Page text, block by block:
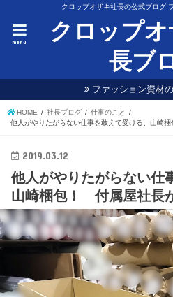
クロップオザキ社長の公式ブログ
クロップ
長ブ
menu
ファッション資材
HOME 社長ブログ
仕事のこと
他人がやりたがらない仕事を敢えて受ける、山崎
2019.03.12
他人がやりたがらない仕
山崎梱包！ 付属屋社長